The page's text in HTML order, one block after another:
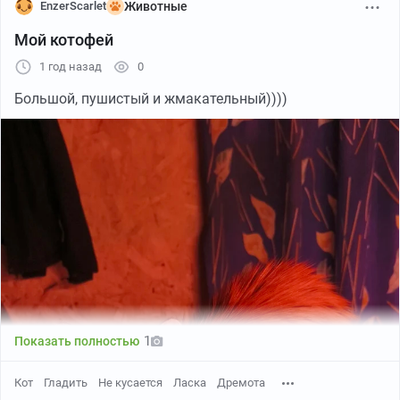
EnzerScarlet Животные
Мой котофей
1 год назад 0
Большой, пушистый и жмакательный))))
Показать полностью 1
Кот Гладить Не кусается Ласка Дремота